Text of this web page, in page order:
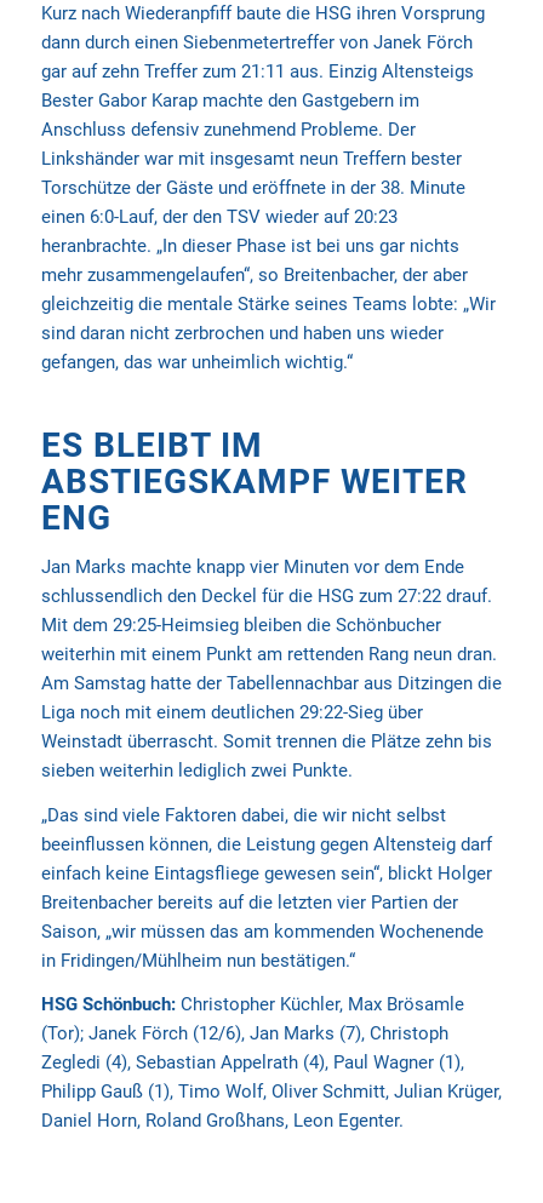
Kurz nach Wiederanpfiff baute die HSG ihren Vorsprung
dann durch einen Siebenmetertreffer von Janek Förch
gar auf zehn Treffer zum 21:11 aus. Einzig Altensteigs
Bester Gabor Karap machte den Gastgebern im
Anschluss defensiv zunehmend Probleme. Der
Linkshänder war mit insgesamt neun Treffern bester
Torschütze der Gäste und eröffnete in der 38. Minute
einen 6:0-Lauf, der den TSV wieder auf 20:23
heranbrachte. „In dieser Phase ist bei uns gar nichts
mehr zusammengelaufen“, so Breitenbacher, der aber
gleichzeitig die mentale Stärke seines Teams lobte: „Wir
sind daran nicht zerbrochen und haben uns wieder
gefangen, das war unheimlich wichtig.“
ES BLEIBT IM
ABSTIEGSKAMPF WEITER
ENG
Jan Marks machte knapp vier Minuten vor dem Ende
schlussendlich den Deckel für die HSG zum 27:22 drauf.
Mit dem 29:25-Heimsieg bleiben die Schönbucher
weiterhin mit einem Punkt am rettenden Rang neun dran.
Am Samstag hatte der Tabellennachbar aus Ditzingen die
Liga noch mit einem deutlichen 29:22-Sieg über
Weinstadt überrascht. Somit trennen die Plätze zehn bis
sieben weiterhin lediglich zwei Punkte.
„Das sind viele Faktoren dabei, die wir nicht selbst
beeinflussen können, die Leistung gegen Altensteig darf
einfach keine Eintagsfliege gewesen sein“, blickt Holger
Breitenbacher bereits auf die letzten vier Partien der
Saison, „wir müssen das am kommenden Wochenende
in Fridingen/Mühlheim nun bestätigen.“
HSG Schönbuch:Christopher Küchler, Max Brösamle
(Tor); Janek Förch (12/6), Jan Marks (7), Christoph
Zegledi (4), Sebastian Appelrath (4), Paul Wagner (1),
Philipp Gauß (1), Timo Wolf, Oliver Schmitt, Julian Krüger,
Daniel Horn, Roland Großhans, Leon Egenter.